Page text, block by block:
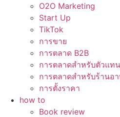
O2O Marketing
Start Up
TikTok
การขาย
การตลาด B2B
การตลาดสำหรับตัวแท
การตลาดสำหรับร้านอ
การตั้งราคา
how to
Book review